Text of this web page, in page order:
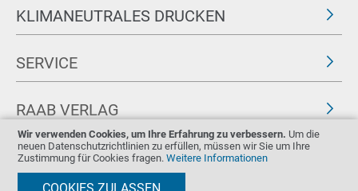
Wir verwenden Cookies, um Ihre Erfahrung zu verbessern. Um die
neuen Datenschutzrichtlinien zu erfüllen, müssen wir Sie um Ihre
Zustimmung für Cookies fragen. Weitere Informationen
KLIMANEUTRALES DRUCKEN
SERVICE
RAAB VERLAG
FOLGEN SIE UNS ZERTIFIKATE